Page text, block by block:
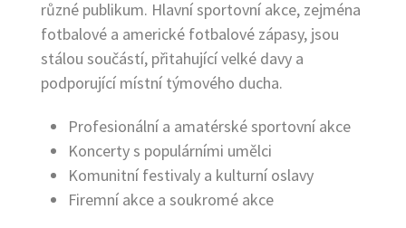
různé publikum. Hlavní sportovní akce, zejména
fotbalové a americké fotbalové zápasy, jsou
stálou součástí, přitahující velké davy a
podporující místní týmového ducha.
Profesionální a amatérské sportovní akce
Koncerty s populárními umělci
Komunitní festivaly a kulturní oslavy
Firemní akce a soukromé akce